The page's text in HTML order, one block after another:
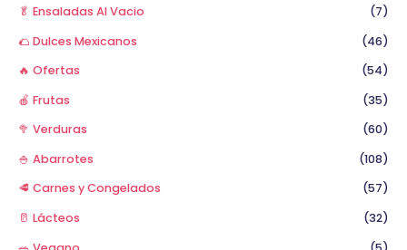
p
🥬 Ensaladas Al Vacio
(7)
🌮 Dulces Mexicanos
(46)
🔥 Ofertas
(54)
🍎 Frutas
(35)
🥦 Verduras
(60)
🍚 Abarrotes
(108)
🥩 Carnes y Congelados
(57)
🥛 Lácteos
(32)